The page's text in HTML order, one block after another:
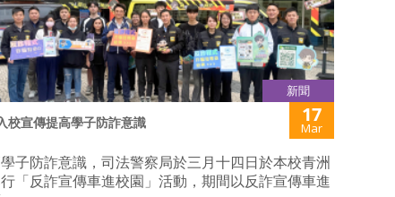
新聞
校宣傳提高學子防詐意識 17
Mar
子防詐意識，司法警察局於三月十四日於本校青洲
「反詐宣傳車進校園」活動，期間以反詐宣傳車進